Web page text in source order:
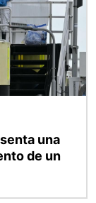
una
de un